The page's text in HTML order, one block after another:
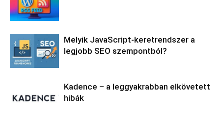
Melyik JavaScript-keretrendszer a
legjobb SEO szempontból?
Kadence – a leggyakrabban elkövetett
hibák